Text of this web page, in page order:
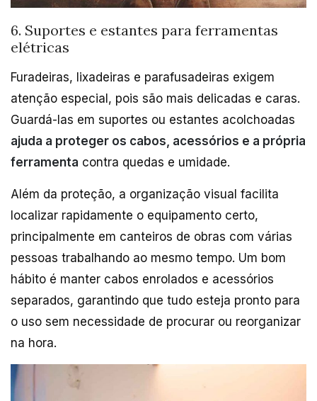
6. Suportes e estantes para ferramentas
elétricas
Furadeiras, lixadeiras e parafusadeiras exigem
atenção especial, pois são mais delicadas e caras.
Guardá-las em suportes ou estantes acolchoadas
ajuda a proteger os cabos, acessórios e a própria
ferramenta contra quedas e umidade.
Além da proteção, a organização visual facilita
localizar rapidamente o equipamento certo,
principalmente em canteiros de obras com várias
pessoas trabalhando ao mesmo tempo. Um bom
hábito é manter cabos enrolados e acessórios
separados, garantindo que tudo esteja pronto para
o uso sem necessidade de procurar ou reorganizar
na hora.